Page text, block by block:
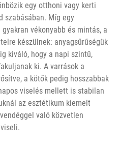
egy otthoni vagy kerti
szabásában. Míg egy
vékonyabb és mintás, a
készülnek: anyagsűrűségük
kiváló, hogy a napi szintű,
ki. A varrások a
a kötők pedig hosszabbak
viselés mellett is stabilan
az esztétikum kiemelt
való közvetlen